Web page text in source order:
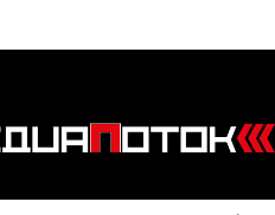
агентство
"МедиаПоток"